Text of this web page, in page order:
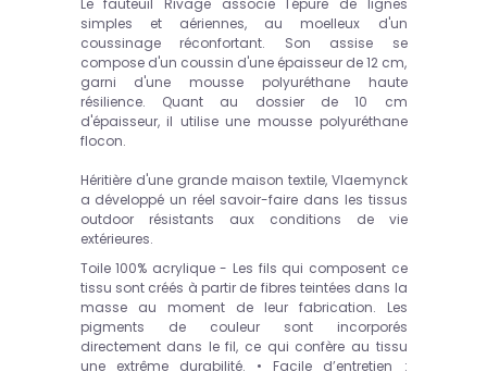
simples et aériennes, au moelleux d'un
coussinage réconfortant. Son assise se
compose d'un coussin d'une épaisseur de 12 cm,
garni d'une mousse polyuréthane haute
résilience. Quant au dossier de 10 cm
d'épaisseur, il utilise une mousse polyuréthane
flocon.
Héritière d'une grande maison textile, Vlaemynck
a développé un réel savoir-faire dans les tissus
outdoor résistants aux conditions de vie
extérieures.
Toile 100% acrylique - Les fils qui composent ce
tissu sont créés à partir de fibres teintées dans la
masse au moment de leur fabrication. Les
pigments de couleur sont incorporés
directement dans le fil, ce qui confère au tissu
une extrême durabilité. • Facile d’entretien :